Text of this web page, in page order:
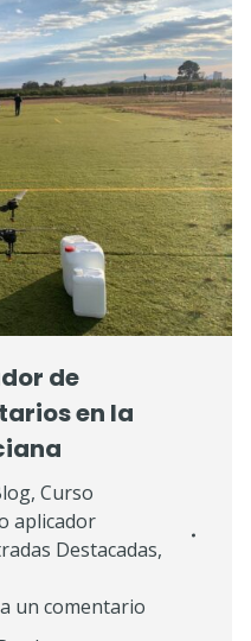
de
en la
, Curso
aplicador
Destacadas,
un comentario